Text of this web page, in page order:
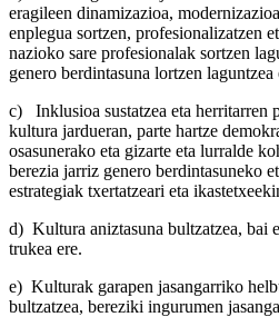
eragileen dinamizazioa,
enplegua sortzen, profesionalizatzen
nazioko sare profesionalak sortzen
genero berdintasuna lortzen laguntzea
c) Inklusioa sustatzea eta herritarren
kultura jardueran, parte hartze
osasunerako eta gizarte eta lurralde
berezia jarriz genero berdintasuneko
estrategiak txertatzeari eta
d) Kultura aniztasuna bultzatzea, bai
trukea ere.
e) Kulturak garapen jasangarriko
bultzatzea, bereziki ingurumen